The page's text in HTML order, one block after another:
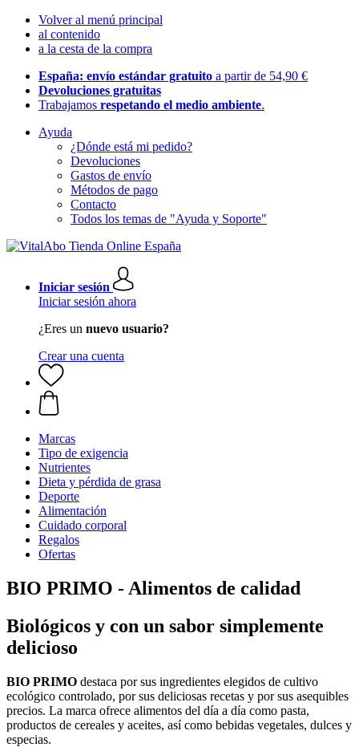
Volver al menú principal
al contenido
a la cesta de la compra
España: envío estándar gratuito a partir de 54,90 €
Devoluciones gratuitas
Trabajamos respetando el medio ambiente.
Ayuda
¿Dónde está mi pedido?
Devoluciones
Gastos de envío
Métodos de pago
Contacto
Todos los temas de "Ayuda y Soporte"
Iniciar sesión
Iniciar sesión ahora
¿Eres un nuevo usuario?
Crear una cuenta
Marcas
Tipo de exigencia
Nutrientes
Dieta y pérdida de grasa
Deporte
Alimentación
Cuidado corporal
Regalos
Ofertas
BIO PRIMO - Alimentos de calidad
Biológicos y con un sabor simplemente
delicioso
BIO PRIMO destaca por sus ingredientes elegidos de cultivo
ecológico controlado, por sus deliciosas recetas y por sus asequibles
precios. La marca ofrece alimentos del día a día como pasta,
productos de cereales y aceites, así como bebidas vegetales, dulces y
especias.